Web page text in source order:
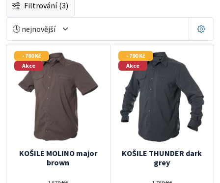
Filtrování (3)
- 780 Kč
Akce
KOŠILE MOLINO major
brown
- 790 Kč
Akce
KOŠILE THUNDER dark
grey